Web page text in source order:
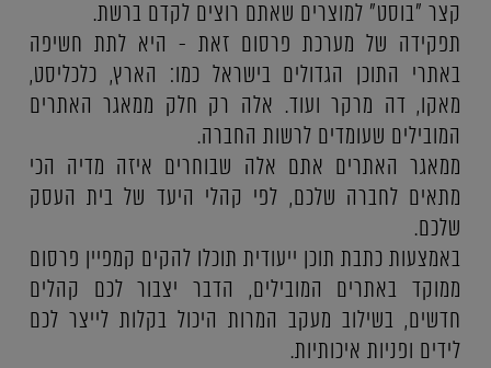
קצר "בוסט" למוצרים שאתם רוצים לקדם ברשת.
תפקידה של מערכת פרסום זאת - היא לתת חשיפה
באתרי התוכן הגדולים בישראל כמו: הארץ, כלכליסט,
מאקו, דה מרקר ועוד. אלה רק חלק ממאגר האתרים
המובילים שעומדים לרשות החברה.
ממאגר האתרים אתם אלה שבוחרים איזה מדיה הכי
מתאים לחברה שלכם, לפי קהלי היעד של בית העסק
שלכם.
באמצעות כתבת תוכן ייעודית תוכלו להקים קמפיין פרסום
ממוקד באתרים המובילים, הדבר יצבור לכם קהלים
חדשים, בשילוב מעקב המרות היכול בקלות לייצר לכם
לידים ופניות איכותיות.